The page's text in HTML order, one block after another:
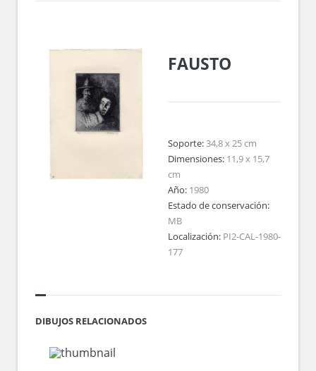
FAUSTO
Soporte:34,8 x 25 cm
Dimensiones: 11,9 x 15,7
cm
Año: 1980
Estado de conservación:
MB
Localización: PI2-CAL-1980-
177
DIBUJOS RELACIONADOS